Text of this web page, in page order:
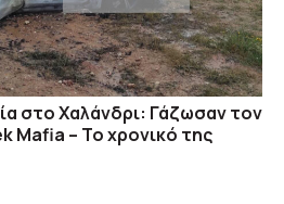
στο Χαλάνδρι: Γάζωσαν τον
Mafia – Το χρονικό της